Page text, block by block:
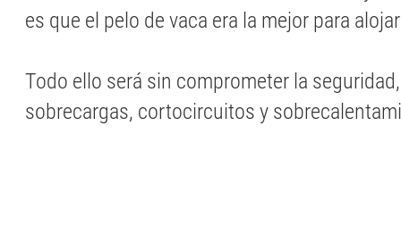
es que el pelo de vaca era la mejor para
Todo ello será sin comprometer la
sobrecargas, cortocircuitos y